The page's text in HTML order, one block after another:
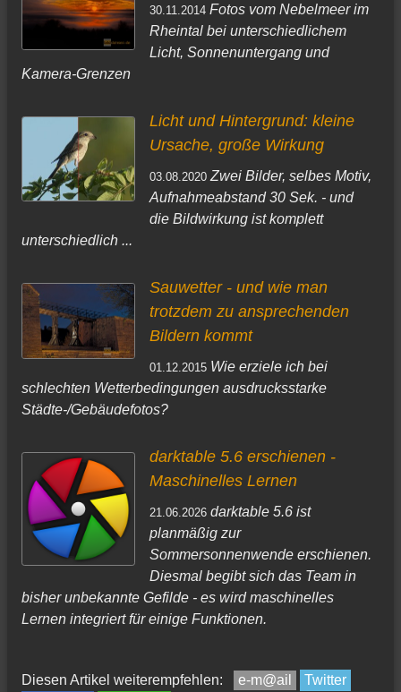
30.11.2014 Fotos vom Nebelmeer im
Rheintal bei unterschiedlichem
Licht, Sonnenuntergang und
Kamera-Grenzen
Licht und Hintergrund: kleine
Ursache, große Wirkung
03.08.2020 Zwei Bilder, selbes Motiv,
Aufnahmeabstand 30 Sek. - und
die Bildwirkung ist komplett
unterschiedlich ...
Sauwetter - und wie man
trotzdem zu ansprechenden
Bildern kommt
01.12.2015 Wie erziele ich bei
schlechten Wetterbedingungen ausdrucksstarke
Städte-/Gebäudefotos?
darktable 5.6 erschienen -
Maschinelles Lernen
21.06.2026 darktable 5.6 ist
planmäßig zur
Sommersonnenwende erschienen.
Diesmal begibt sich das Team in
bisher unbekannte Gefilde - es wird maschinelles
Lernen integriert für einige Funktionen.
Diesen Artikel weiterempfehlen: e-m@ail
Twitter